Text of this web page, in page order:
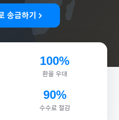
송금하기
100%
환율 우대
90%
수수료 절감